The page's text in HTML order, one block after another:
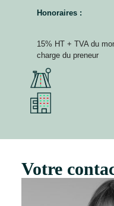
Honoraires :
15% HT + TVA du
charge du preneur
Votre